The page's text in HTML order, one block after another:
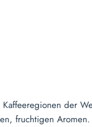
der
fruchtigen